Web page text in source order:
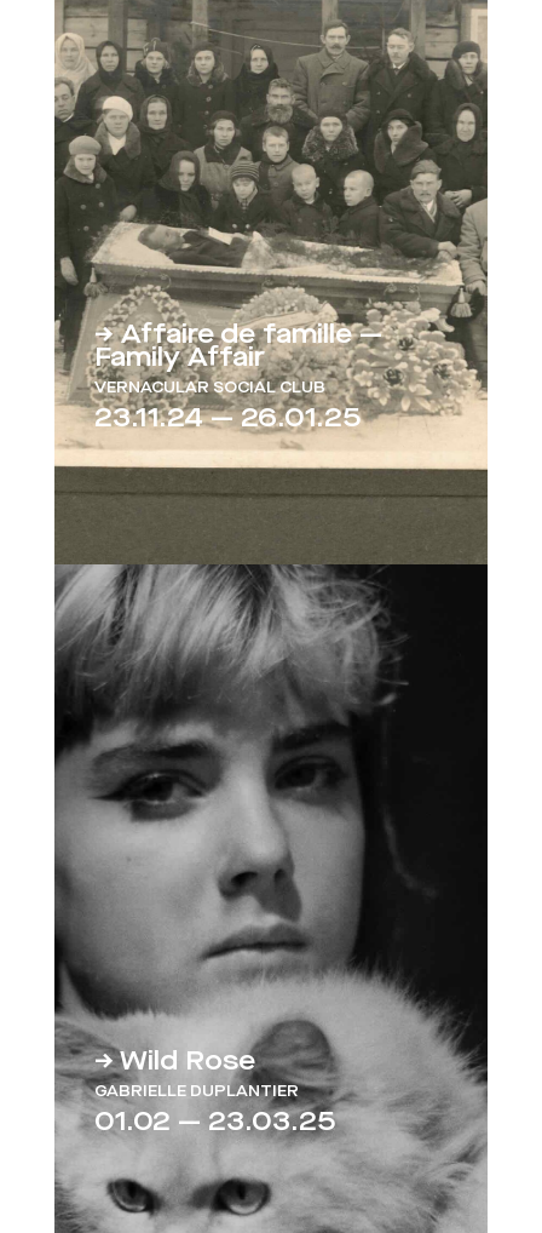
→ Affaire de famille —
Family Affair
VERNACULAR SOCIAL CLUB
23.11.24 — 26.01.25
→ Wild Rose
GABRIELLE DUPLANTIER
01.02 — 23.03.25